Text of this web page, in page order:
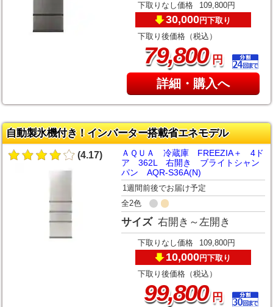
下取りなし価格 109,800円
30,000円下取り
下取り後価格（税込）
79,800円
詳細・購入へ
自動製氷機付き！インバーター搭載省エネモデル
(4.17)
ＡＱＵＡ 冷蔵庫 FREEZIA＋ 4ド
ア 362L 右開き ブライトシャン
パン AQR-S36A(N)
1週間前後でお届け予定
全2色
サイズ 右開き～左開き
下取りなし価格 109,800円
10,000円下取り
下取り後価格（税込）
99,800円